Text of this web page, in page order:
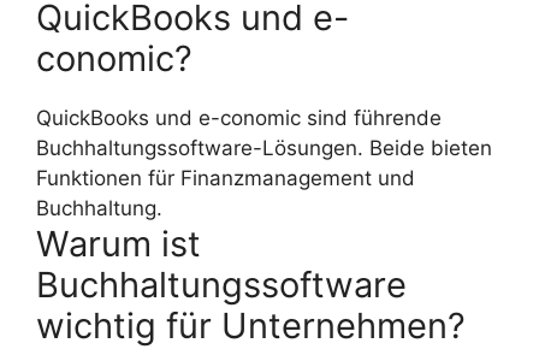
QuickBooks und e-
conomic?
QuickBooks und e-conomic sind führende
Buchhaltungssoftware-Lösungen. Beide bieten
Funktionen für Finanzmanagement und
Buchhaltung.
Warum ist
Buchhaltungssoftware
wichtig für Unternehmen?